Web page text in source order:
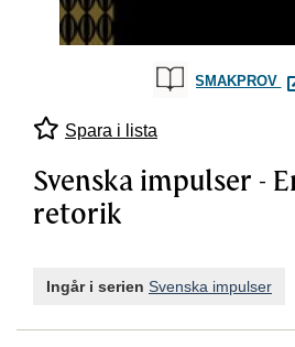
SMAKPROV
Spara i lista
Svenska impulser -
retorik
Ingår i serien Svenska impulser